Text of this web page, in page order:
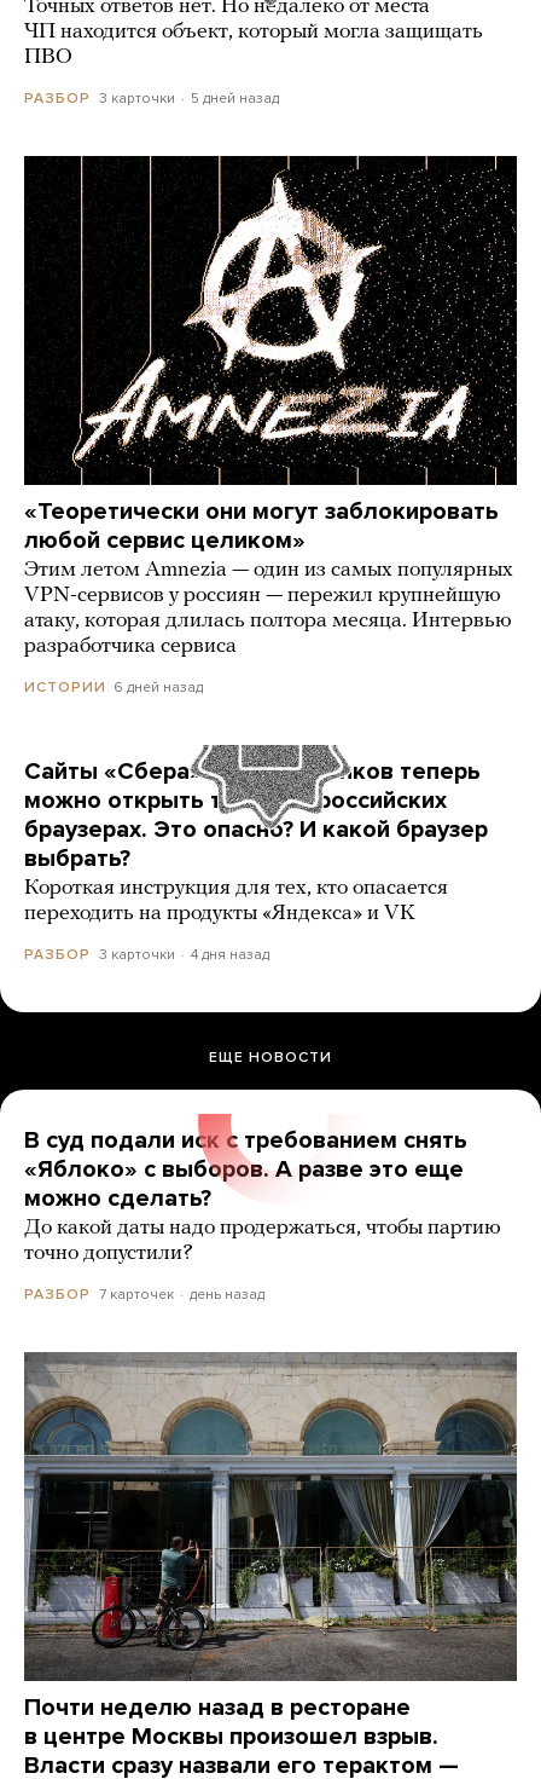
Точных ответов нет. Но недалеко от места
ЧП находится объект, который могла защищать
ПВО
РАЗБОР 3 карточки 5 дней назад
«Теоретически они могут заблокировать
любой сервис целиком»
Этим летом Amnezia — один из самых популярных
VPN-сервисов у россиян — пережил крупнейшую
атаку, которая длилась полтора месяца. Интервью
разработчика сервиса
ИСТОРИИ 6 дней назад
Сайты «Сбера» и других банков теперь
можно открыть только в российских
браузерах. Это опасно? И какой браузер
выбрать?
Короткая инструкция для тех, кто опасается
переходить на продукты «Яндекса» и VK
РАЗБОР 3 карточки 4 дня назад
ЕЩЕ НОВОСТИ
В суд подали иск с требованием снять
«Яблоко» с выборов. А разве это еще
можно сделать?
До какой даты надо продержаться, чтобы партию
точно допустили?
РАЗБОР 7 карточек день назад
Почти неделю назад в ресторане
в центре Москвы произошел взрыв.
Власти сразу назвали его терактом —